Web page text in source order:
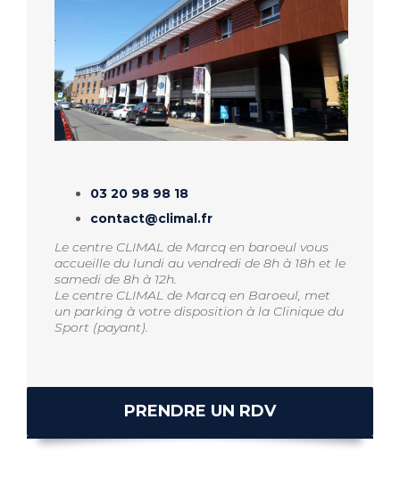
03 20 98 98 18
contact@climal.fr
Le centre CLIMAL de Marcq en baroeul vous
accueille du lundi au vendredi de 8h à 18h et le
samedi de 8h à 12h.
Le centre CLIMAL de Marcq en Baroeul, met
un parking à votre disposition à la Clinique du
Sport (payant).
PRENDRE UN RDV